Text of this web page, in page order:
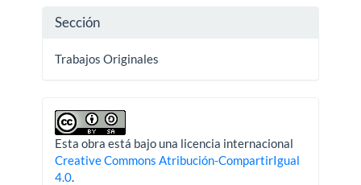
Sección
Trabajos Originales
Esta obra está bajo una licencia internacional
Creative Commons Atribución-CompartirIgual
4.0.